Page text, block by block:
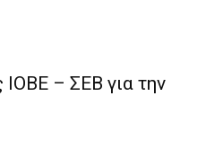
– ΣΕΒ για την